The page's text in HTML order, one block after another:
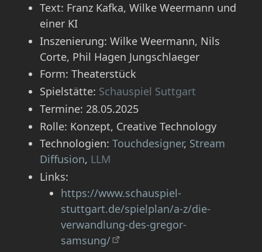
Text: Franz Kafka, Wilke Weermann und
einer KI
Inszenierung: Wilke Weermann, Nils
Corte, Phil Hagen Jungschlaeger
Form: Theaterstück
Spielstätte: Schauspiel Suttgart
Termine: 28.05.2025
Rolle: Konzept, Creative Technology
Technologien: Touchdesigner, Stream
Diffusion, LLM
Links:
https://www.schauspiel-
stuttgart.de/spielplan/a-z/die-
verwandlung-des-gregor-
samsung/